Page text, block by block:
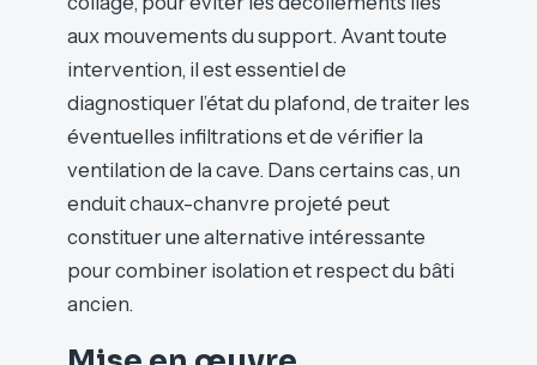
aux mouvements du support. Avant toute
intervention, il est essentiel de
diagnostiquer l’état du plafond, de traiter les
éventuelles infiltrations et de vérifier la
ventilation de la cave. Dans certains cas, un
enduit chaux-chanvre projeté peut
constituer une alternative intéressante
pour combiner isolation et respect du bâti
ancien.